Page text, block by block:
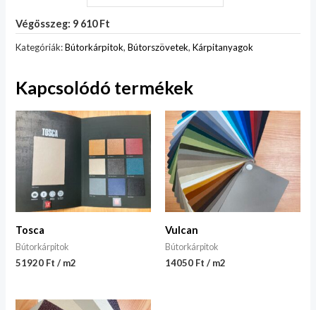
Végösszeg: 9 610 Ft
Kategóriák:Bútorkárpitok,Bútorszövetek,Kárpitanyagok
Kapcsolódó termékek
Tosca
Bútorkárpitok
51920 Ft / m2
Vulcan
Bútorkárpitok
14050 Ft / m2